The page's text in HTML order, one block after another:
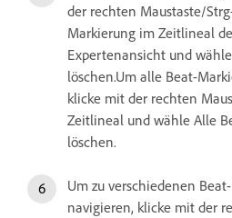
der rechten Maustaste/
Markierung im Zeitlineal
Expertenansicht und
löschen.Um alle Beat-
klicke mit der rechten
Zeitlineal und wähle Alle
löschen.
Um zu verschiedenen
navigieren, klicke mit der